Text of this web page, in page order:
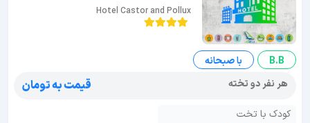
Hotel Castor and Pollux
B.B
با صبحانه
هر نفر دو تخته
قیمت به تومان
کودک با تخت